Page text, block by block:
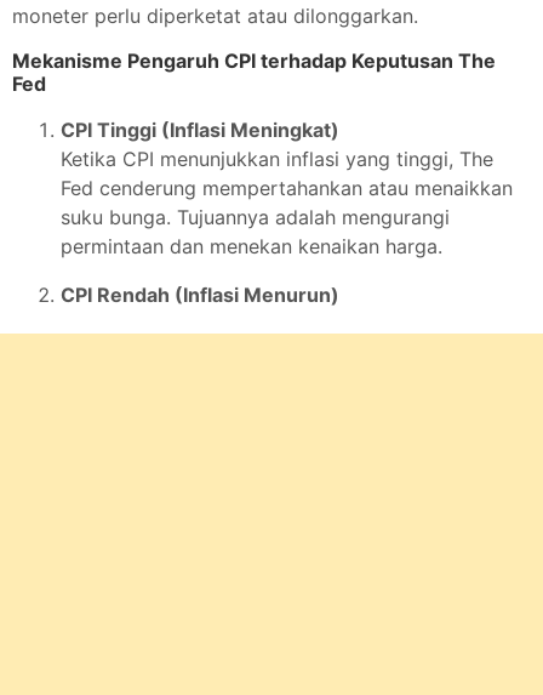
moneter perlu diperketat atau dilonggarkan.
Mekanisme Pengaruh CPI terhadap Keputusan The
Fed
CPI Tinggi (Inflasi Meningkat)
Ketika CPI menunjukkan inflasi yang tinggi, The
Fed cenderung mempertahankan atau menaikkan
suku bunga. Tujuannya adalah mengurangi
permintaan dan menekan kenaikan harga.
CPI Rendah (Inflasi Menurun)